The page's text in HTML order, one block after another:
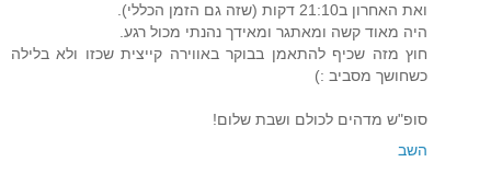
ואת האחרון ב21:10 דקות (שזה גם הזמן הכללי).
היה מאוד קשה ומאתגר ומאידך נהנתי מכול רגע.
חוץ מזה שכיף להתאמן בבוקר באווירה קייצית שכזו ולא בלילה
כשחושך מסביב :)
סופ"ש מדהים לכולם ושבת שלום!
השב